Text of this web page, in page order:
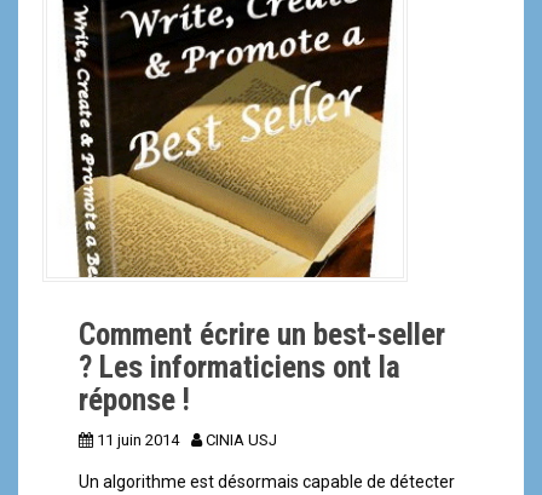
Comment écrire un best-seller
? Les informaticiens ont la
réponse !
11 juin 2014 CINIA USJ
Un algorithme est désormais capable de détecter